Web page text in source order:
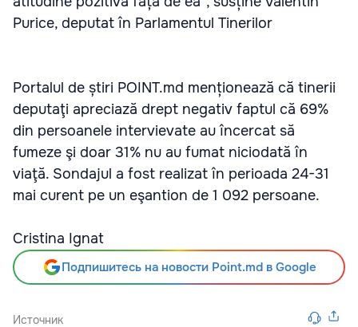
Purice, deputat în Parlamentul Tinerilor
Portalul de știri POINT.md menționează că tinerii
deputaţi apreciază drept negativ faptul că 69%
din persoanele intervievate au încercat să
fumeze şi doar 31% nu au fumat niciodată în
viaţă. Sondajul a fost realizat în perioada 24-31
mai curent pe un eşantion de 1 092 persoane.
Cristina Ignat
Подпишитесь на новости Point.md в Google
Источник